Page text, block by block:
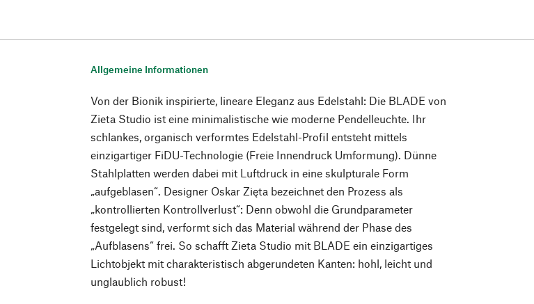
Allgemeine Informationen
Von der Bionik inspirierte, lineare Eleganz aus Edelstahl: Die BLADE von
Zieta Studio ist eine minimalistische wie moderne Pendelleuchte. Ihr
schlankes, organisch verformtes Edelstahl-Profil entsteht mittels
einzigartiger FiDU-Technologie (Freie Innendruck Umformung). Dünne
Stahlplatten werden dabei mit Luftdruck in eine skulpturale Form
„aufgeblasen“. Designer Oskar Zięta bezeichnet den Prozess als
„kontrollierten Kontrollverlust“: Denn obwohl die Grundparameter
festgelegt sind, verformt sich das Material während der Phase des
„Aufblasens“ frei. So schafft Zieta Studio mit BLADE ein einzigartiges
Lichtobjekt mit charakteristisch abgerundeten Kanten: hohl, leicht und
unglaublich robust!